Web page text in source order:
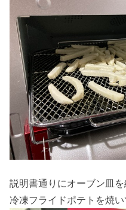
説明書通りにオーブン皿
冷凍フライドポテトを焼い